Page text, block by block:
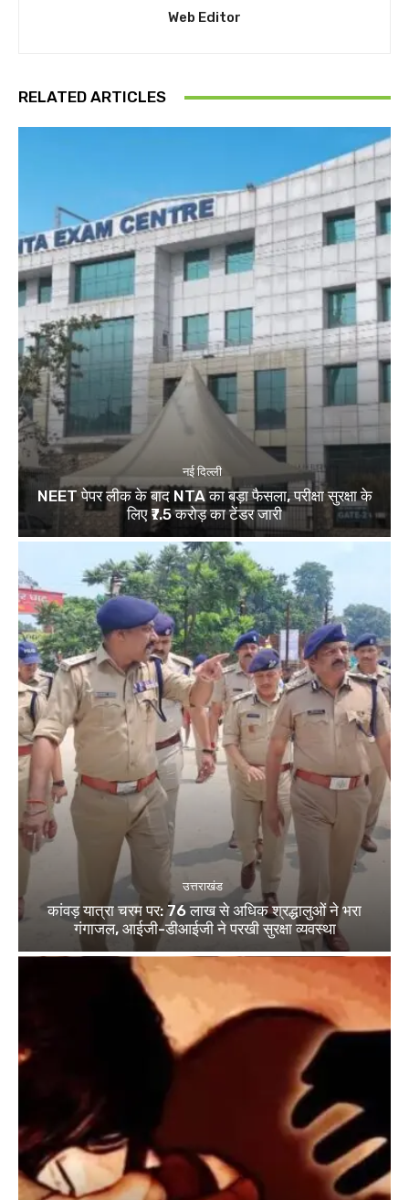
Web Editor
RELATED ARTICLES
नई दिल्ली
NEET पेपर लीक के बाद NTA का बड़ा फैसला, परीक्षा सुरक्षा के
लिए ₹7.5 करोड़ का टेंडर जारी
उत्तराखंड
कांवड़ यात्रा चरम पर: 76 लाख से अधिक श्रद्धालुओं ने भरा
गंगाजल, आईजी-डीआईजी ने परखी सुरक्षा व्यवस्था